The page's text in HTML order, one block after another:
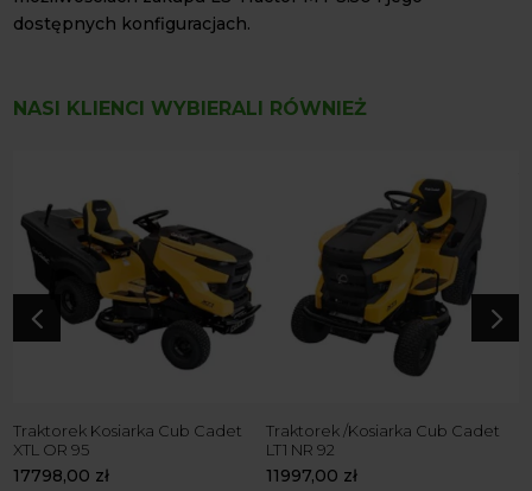
dostępnych konfiguracjach.
NASI KLIENCI WYBIERALI RÓWNIEŻ
4
Traktorek Kosiarka Cub Cadet
XTL OR 95
17798,00 zł
Traktorek /Kosiarka Cub Cadet
LT1 NR 92
11997,00 zł
5